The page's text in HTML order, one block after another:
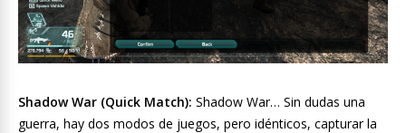
Shadow War (Quick Match): Shadow War… Sin dudas una
guerra, hay dos modos de juegos, pero idénticos, capturar la